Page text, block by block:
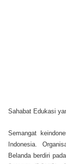
Sahabat Edukasi
Semangat
Indonesia.
Belanda berdiri